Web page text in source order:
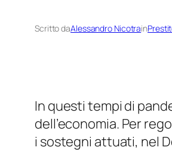
Scritto daAlessandro Nicotrain
In questi tempi di
dell’economia. Per
i sostegni attuati, nel